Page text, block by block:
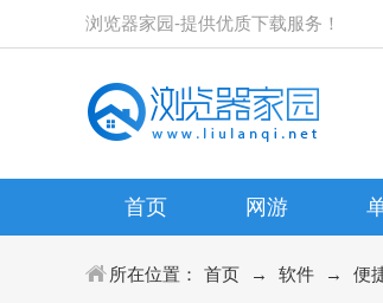
浏览器家园-提供优质下载服务！
首页 网游
所在位置： 首页 → 软件 → 便